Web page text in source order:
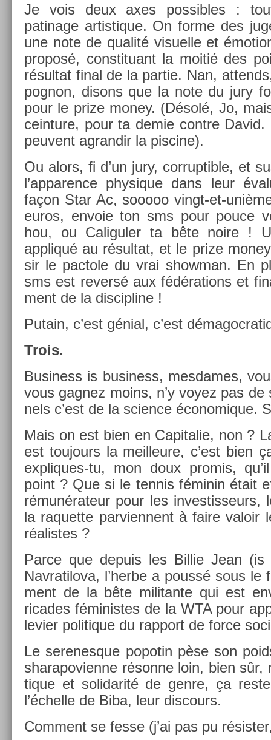
Je vois deux axes pos­sibles : tout
patinage ar­tistique. On forme des
une note de qualité visuel­le et
pro­posé, con­stituant la moitié des
résul­tat final de la par­tie. Nan,
pog­non, dis­ons que la note du jury
pour le prize money. (Désolé, Jo,
cein­ture, pour ta demie con­tre
peuvent ag­randir la pis­cine).
Ou alors, fi d’un jury, cor­rup­tible, et
l’ap­par­ence physique dans leur
façon Star Ac, sooooo vingt-et-
euros, en­voie ton sms pour pouce
hou, ou Caligul­er ta bête noire !
appliqué au résul­tat, et le prize
sir le pac­tole du vrai show­man. En
sms est re­v­ersé aux fédéra­tions et
ment de la dis­cip­line !
Putain, c’est génial, c’est
Trois.
Busi­ness is busi­ness, mes­dames,
vous gag­nez moins, n’y voyez pas
nels c’est de la sci­ence écon­omique.
Mais on est bien en Capitalie, non ?
est toujours la meil­leure, c’est bien
expliques-tu, mon doux pro­mis, qu’il
point ? Que si le ten­nis féminin était
rémunérateur pour les in­ves­tisseurs,
la raquet­te par­vien­nent à faire valoir
réalis­tes ?
Parce que de­puis les Bi­llie Jean
Nav­ratilova, l’herbe a poussé sous le
ment de la bête militan­te qui est
ricades féminis­tes de la WTA pour
levier politique du rap­port de force
Le serenes­que popotin pèse son
sharapovien­ne résonne loin, bien
tique et sol­idarité de genre, ça
l’échel­le de Biba, leur dis­cours.
Com­ment se fesse (j’ai pas pu